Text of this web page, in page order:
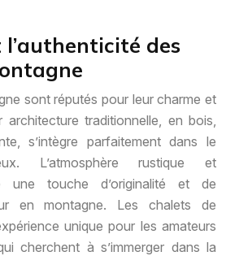
l’authenticité des
sont réputés pour leur charme et
traditionnelle, en bois,
s’intègre parfaitement dans le
L’atmosphère rustique et
une touche d’originalité et de
en montagne. Les chalets de
unique pour les amateurs
cherchent à s’immerger dans la